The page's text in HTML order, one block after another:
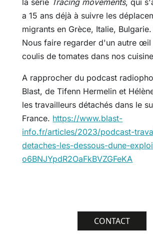
a 15 ans déjà à suivre les
migrants en Grèce, Italie,
Nous faire regarder d'un autre œil
coulis de tomates dans nos
A rapprocher du podcast
Blast, de Tifenn Hermelin et
les travailleurs détachés dans le
France. https://www.blast-
info.fr/articles/2023/podcast-
detaches-les-dessous-dune-
o6BNJYpdR2OaFkBVZGFeKA
CONTACT